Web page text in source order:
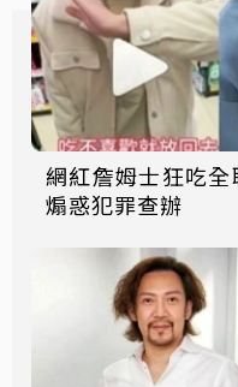
網紅詹姆士狂吃
煽惑犯罪查辦